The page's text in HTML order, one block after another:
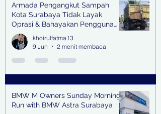
Armada Pengangkut Sampah
Kota Surabaya Tidak Layak
Oprasi & Bahayakan Pengguna
Jalan
khoirulfatma13
9 Jun
2 menit membaca
BMW M Owners Sunday Morning
Run with BMW Astra Surabaya